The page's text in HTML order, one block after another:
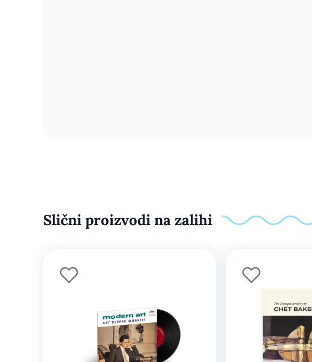
Slični proizvodi na zalihi